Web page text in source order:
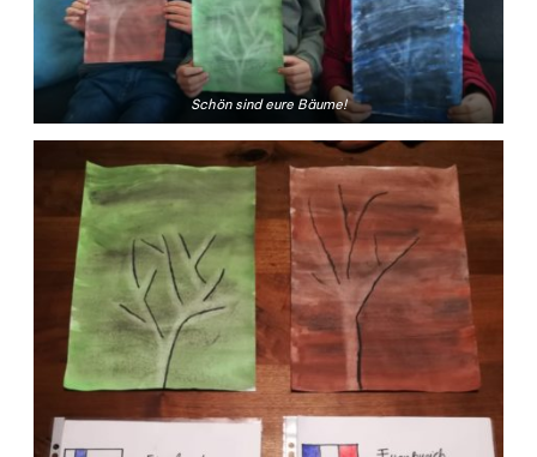
Schön sind eure Bäume!